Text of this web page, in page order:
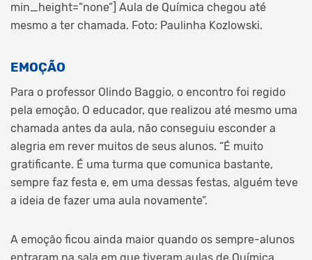
min_height=”none”] Aula de Química chegou até
mesmo a ter chamada. Foto: Paulinha Kozlowski.
EMOÇÃO
Para o professor Olindo Baggio, o encontro foi regido
pela emoção. O educador, que realizou até mesmo uma
chamada antes da aula, não conseguiu esconder a
alegria em rever muitos de seus alunos. “É muito
gratificante. É uma turma que comunica bastante,
sempre faz festa e, em uma dessas festas, alguém teve
a ideia de fazer uma aula novamente”.
A emoção ficou ainda maior quando os sempre-alunos